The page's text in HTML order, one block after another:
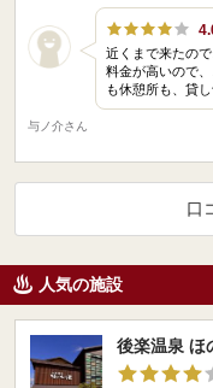
近くまで来たの
料金が高いので
も休憩所も、貸
与ノ介さん
口
人気の施設
後楽温泉 ほ